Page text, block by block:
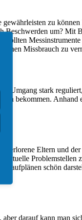
zu
Beschwerden um? Mit
sollten
Missbrauch zu
Umgang stark
bekommen. Anhand
Eltern und
Problemstellen
schön
darauf kann man